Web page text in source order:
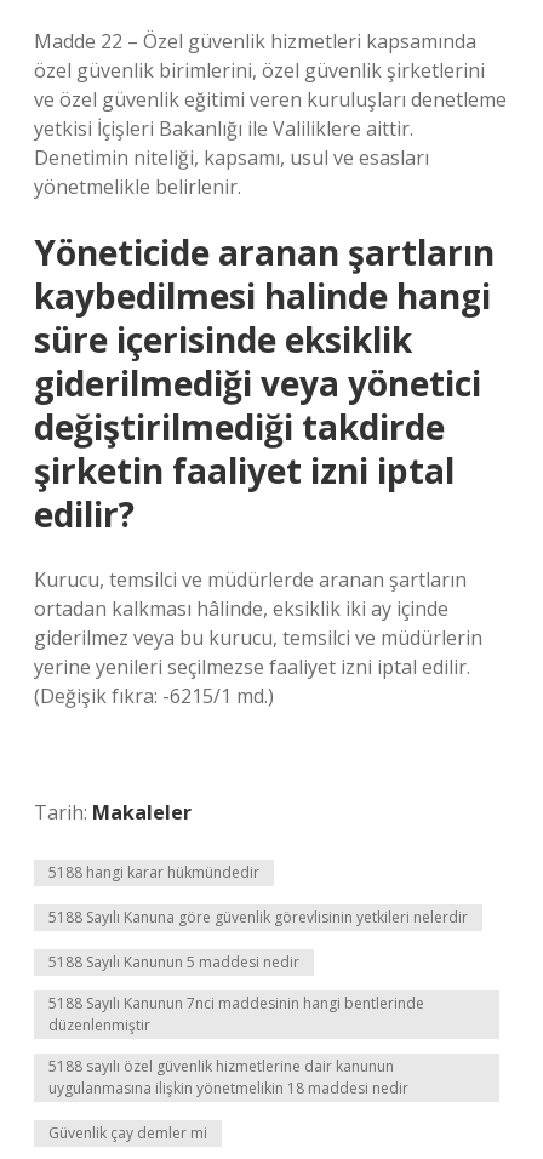
Madde 22 – Özel güvenlik hizmetleri kapsamında
özel güvenlik birimlerini, özel güvenlik şirketlerini
ve özel güvenlik eğitimi veren kuruluşları denetleme
yetkisi İçişleri Bakanlığı ile Valiliklere aittir.
Denetimin niteliği, kapsamı, usul ve esasları
yönetmelikle belirlenir.
Yöneticide aranan şartların
kaybedilmesi halinde hangi
süre içerisinde eksiklik
giderilmediği veya yönetici
değiştirilmediği takdirde
şirketin faaliyet izni iptal
edilir?
Kurucu, temsilci ve müdürlerde aranan şartların
ortadan kalkması hâlinde, eksiklik iki ay içinde
giderilmez veya bu kurucu, temsilci ve müdürlerin
yerine yenileri seçilmezse faaliyet izni iptal edilir.
(Değişik fıkra: -6215/1 md.)
Tarih: Makaleler
5188 hangi karar hükmündedir
5188 Sayılı Kanuna göre güvenlik görevlisinin yetkileri nelerdir
5188 Sayılı Kanunun 5 maddesi nedir
5188 Sayılı Kanunun 7nci maddesinin hangi bentlerinde
düzenlenmiştir
5188 sayılı özel güvenlik hizmetlerine dair kanunun
uygulanmasına ilişkin yönetmelikin 18 maddesi nedir
Güvenlik çay demler mi